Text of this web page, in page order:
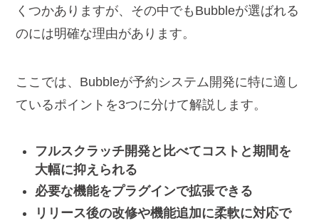
くつかありますが、その中でもBubbleが選ばれる
のには明確な理由があります。
ここでは、Bubbleが予約システム開発に特に適し
ているポイントを3つに分けて解説します。
フルスクラッチ開発と比べてコストと期間を
大幅に抑えられる
必要な機能をプラグインで拡張できる
リリース後の改修や機能追加に柔軟に対応で